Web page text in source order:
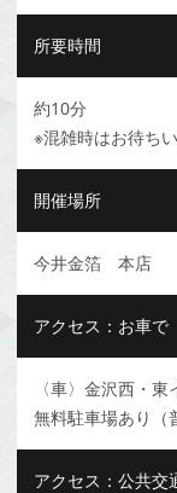
所要時間
約10分
※混雑時はお待ち
開催場所
今井金箔 本店
アクセス：お車で
〈車〉金沢西・
無料駐車場あり（
アクセス：公共交